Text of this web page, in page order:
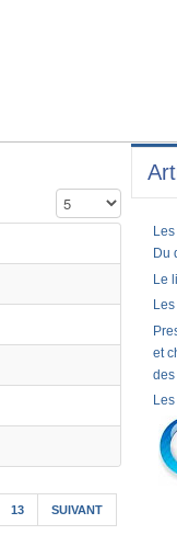
Affichage #
13 SUIVANT
Du
Le
et